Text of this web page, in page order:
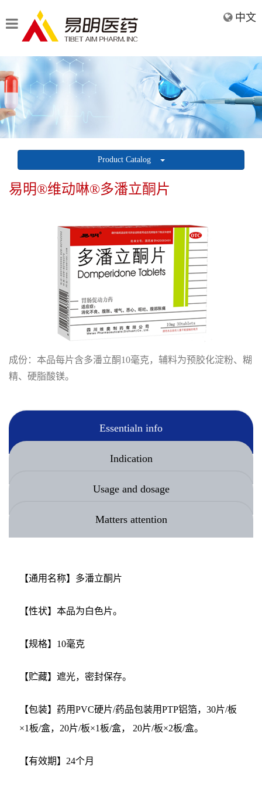
中文
Product Catalog
易明®维动啉®多潘立酮片
成份：本品每片含多潘立酮10毫克，辅料为预胶化淀粉、糊
精、硬脂酸镁。
Essentialn info
Indication
Usage and dosage
Matters attention
【通用名称】多潘立酮片
【性状】本品为白色片。
【规格】10毫克
【贮藏】遮光，密封保存。
【包装】药用PVC硬片/药品包装用PTP铝箔，30片/板
×1板/盒，20片/板×1板/盒， 20片/板×2板/盒。
【有效期】24个月